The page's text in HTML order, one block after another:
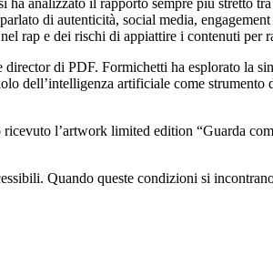
di autenticità, social media,
rap e dei rischi di appiattire i contenuti per
di PDF. Formichetti ha esplorato la
dell’intelligenza artificiale come strumento
l’artwork limited edition “Guarda
Quando queste condizioni si